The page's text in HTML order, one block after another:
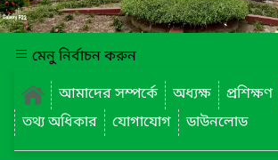
মেনু নির্বাচন করুন
আমাদের সম্পর্কে
অধ্যক্ষ প্রশিক্ষণ
তথ্য অধিকার
যোগাযোগ ডাউনলোড